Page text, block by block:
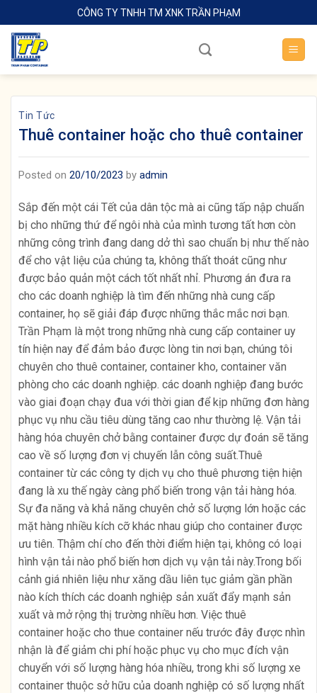
to
content
CÔNG TY TNHH TM XNK TRẦN PHẠM
Tin Tức
Thuê container hoặc cho thuê container
Posted on 20/10/2023 by admin
Sắp đến một cái Tết của dân tộc mà ai cũng tấp nập chuẩn
bị cho những thứ để ngôi nhà của mình tương tất hơn còn
những công trình đang dang dở thì sao chuẩn bị như thế nào
để cho vật liệu của chúng ta, không thất thoát cũng như
được bảo quản một cách tốt nhất nhỉ. Phương án đưa ra
cho các doanh nghiệp là tìm đến những nhà cung cấp
container, họ sẽ giải đáp được những thắc mắc nơi bạn.
Trần Phạm là một trong những nhà cung cấp container uy
tín hiện nay để đảm bảo được lòng tin nơi bạn, chúng tôi
chuyên cho thuê container, container kho, container văn
phòng cho các doanh nghiệp. các doanh nghiệp đang bước
vào giai đoạn chạy đua với thời gian để kịp những đơn hàng
phục vụ nhu cầu tiêu dùng tăng cao như thường lệ. Vận tải
hàng hóa chuyên chở bằng container được dự đoán sẽ tăng
cao về số lượng đơn vị chuyến lẫn công suất.Thuê
container từ các công ty dịch vụ cho thuê phương tiện hiện
đang là xu thế ngày càng phổ biến trong vận tải hàng hóa.
Sự đa năng và khả năng chuyên chở số lượng lớn hoặc các
mặt hàng nhiều kích cỡ khác nhau giúp cho container được
ưu tiên. Thậm chí cho đến thời điểm hiện tại, không có loại
hình vận tải nào phổ biến hơn dịch vụ vận tải này.Trong bối
cảnh giá nhiên liệu như xăng dầu liên tục giảm gần phần
nào kích thích các doanh nghiệp sản xuất đẩy mạnh sản
xuất và mở rộng thị trường nhiều hơn. Việc thuê
container hoặc cho thue container nếu trước đây được nhìn
nhận là để giảm chi phí hoặc phục vụ cho mục đích vận
chuyển với số lượng hàng hóa nhiều, trong khi số lượng xe
container thuộc sở hữu của doanh nghiệp có số lượng nhất